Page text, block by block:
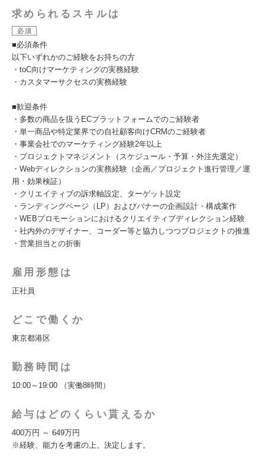
求められるスキルは
必須
■必須条件
以下いずれかのご経験をお持ちの方
・toC向けマーケティングの実務経験
・カスタマーサクセスの実務経験
■歓迎条件
・多数の商品を扱うECプラットフォームでのご経験者
・単一商品や特定業界での自社顧客向けCRMのご経験者
・事業会社でのマーケティング経験2年以上
・プロジェクトマネジメント（スケジュール・予算・外注先選定）
・Webディレクションの実務経験（企画／プロジェクト進行管理／運
用・効果検証）
・クリエイティブの訴求軸設定、ターゲット設定
・ランディングページ（LP）およびバナーの企画設計・構成案作
・WEBプロモーションにおけるクリエイティブディレクション経験
・社内外のデザイナー、コーダー等と協力しつつプロジェクトの推進
・営業担当との折衝
雇用形態は
正社員
どこで働くか
東京都港区
勤務時間は
10:00～19:00 （実働8時間）
給与はどのくらい貰えるか
400万円 ～ 649万円
※経験、能力を考慮の上、決定します。